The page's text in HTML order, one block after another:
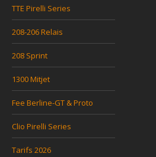
TTE Pirelli Series
208-206 Relais
208 Sprint
1300 Mitjet
Fee Berline-GT & Proto
Clio Pirelli Series
Tarifs 2026